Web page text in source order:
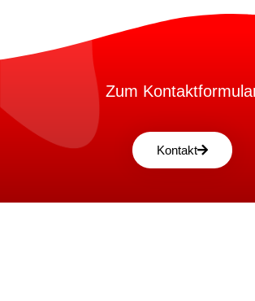
Zum
Kontakt